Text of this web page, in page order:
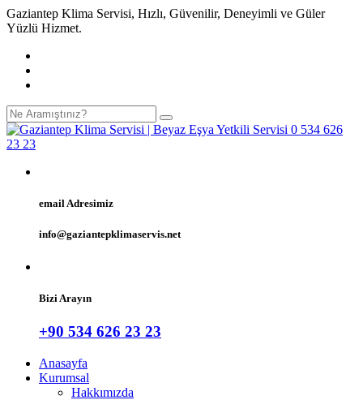
Gaziantep Klima Servisi, Hızlı, Güvenilir, Deneyimli ve Güler
Yüzlü Hizmet.
email Adresimiz
info@gaziantepklimaservis.net
Bizi Arayın
+90 534 626 23 23
Anasayfa
Kurumsal
Hakkımızda